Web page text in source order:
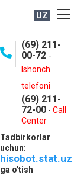
UZ
(69) 211-
00-72 -
Ishonch
telefoni
(69) 211-
72-00 - Call
Center
Tadbirkorlar
uchun:
hisobot.stat.uz
ga o'tish